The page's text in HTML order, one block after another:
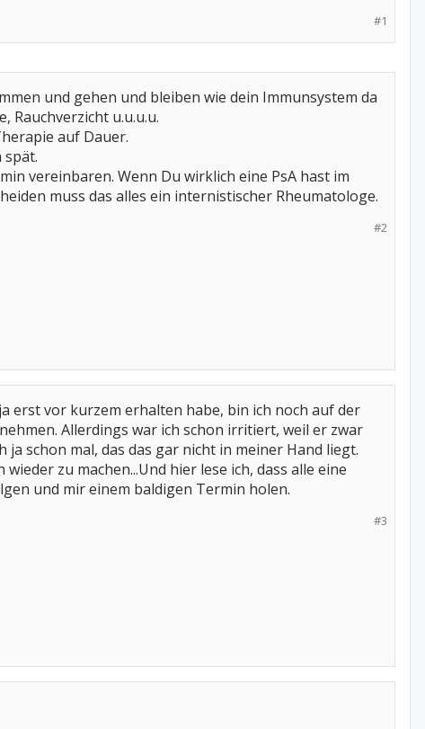
#1
und gehen und bleiben wie dein Immunsystem da
Rauchverzicht u.u.u.u.
auf Dauer.
spät.
vereinbaren. Wenn Du wirklich eine PsA hast im
muss das alles ein internistischer Rheumatologe.
#2
erst vor kurzem erhalten habe, bin ich noch auf der
Allerdings war ich schon irritiert, weil er zwar
schon mal, das das gar nicht in meiner Hand liegt.
zu machen...Und hier lese ich, dass alle eine
und mir einem baldigen Termin holen.
#3